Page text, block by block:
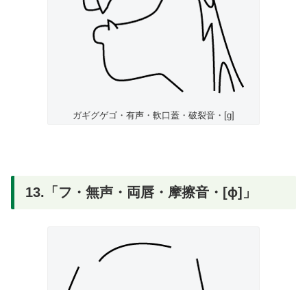
ガギグゲゴ・有声・軟口蓋・破裂音・[g]
13.「フ・無声・両唇・摩擦音・[ɸ]」